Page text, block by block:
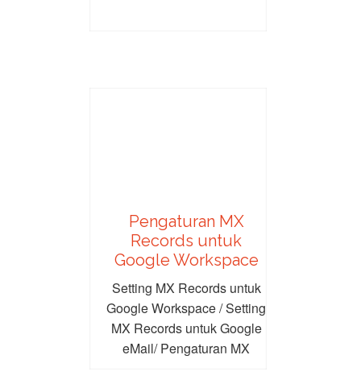
Pengaturan MX
Records untuk
Google Workspace
Setting MX Records untuk
Google Workspace / Setting
MX Records untuk Google
eMail/ Pengaturan MX